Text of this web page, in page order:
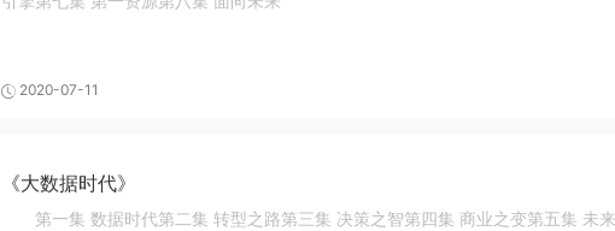
2020-07-11
《大数据时代》
第一集 数据时代第二集 转型之路第三集 决策之智第四集 商业之变第五集 未